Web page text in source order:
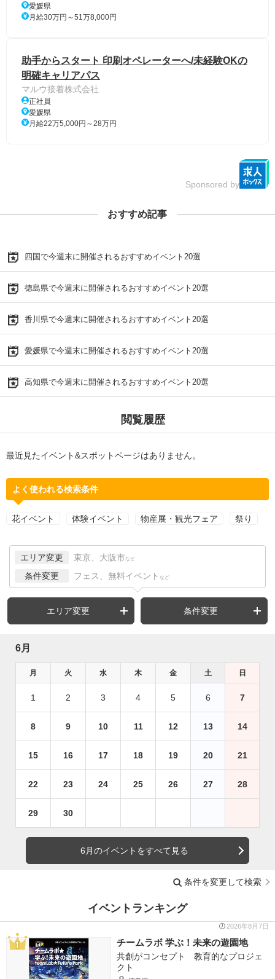
愛媛県
月給30万円～51万8,000円
助手からスタート 印刷オペレーターへ/未経験OKの
明確キャリアパス
マルウ接着株式会社
正社員
愛媛県
月給22万5,000円～28万円
Sponsored by
おすすめ記事
四国で今週末に開催されるおすすめイベント20選
徳島県で今週末に開催されるおすすめイベント20選
香川県で今週末に開催されるおすすめイベント20選
愛媛県で今週末に開催されるおすすめイベント20選
高知県で今週末に開催されるおすすめイベント20選
閲覧履歴
最近見たイベント&スポットページはありません。
よく使われる検索条件
花イベント 体験イベント 物産展・観光フェア 祭り
エリア変更 東京、大阪市 など
条件変更 フェス、無料イベント など
エリア変更 条件変更
6月
月 火 水 木 金 土 日
1 2 3 4 5 6 7
8 9 10 11 12 13 14
15 16 17 18 19 20 21
22 23 24 25 26 27 28
29 30
6月のイベントをすべて見る
条件を変更して検索
イベントランキング
2026年8月7日
チームラボ 学ぶ！未来の遊園地
共創がコンセプト 教育的なプロジェ
クト